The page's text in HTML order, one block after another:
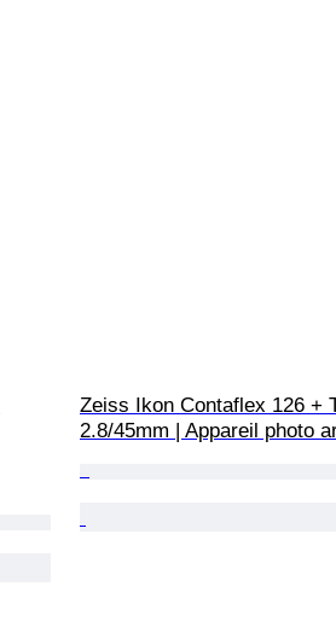
Zeiss Ikon Contaflex 126 +
2.8/45mm | Appareil photo